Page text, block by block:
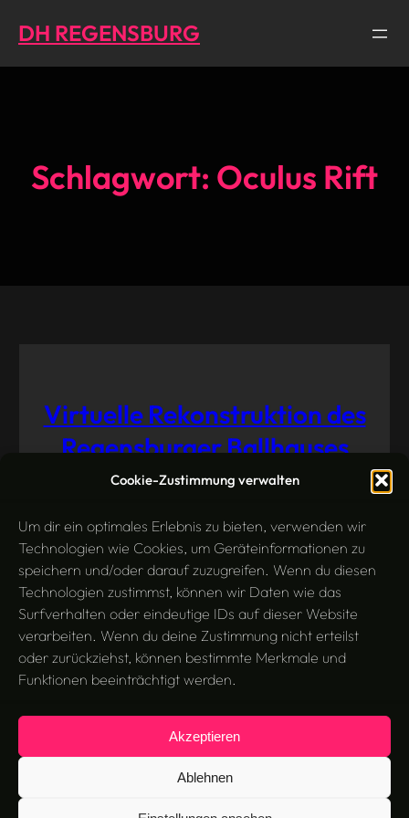
Cookie-Zustimmung verwalten
Um dir ein optimales Erlebnis zu bieten, verwenden wir
Technologien wie Cookies, um Geräteinformationen zu
speichern und/oder darauf zuzugreifen. Wenn du diesen
Technologien zustimmst, können wir Daten wie das
Surfverhalten oder eindeutige IDs auf dieser Website
verarbeiten. Wenn du deine Zustimmung nicht erteilst
oder zurückziehst, können bestimmte Merkmale und
Funktionen beeinträchtigt werden.
Akzeptieren
Ablehnen
zum
Inhalt
DH REGENSBURG
Schlagwort: Oculus Rift
Virtuelle Rekonstruktion des
Regensburger Ballhauses
Suchen